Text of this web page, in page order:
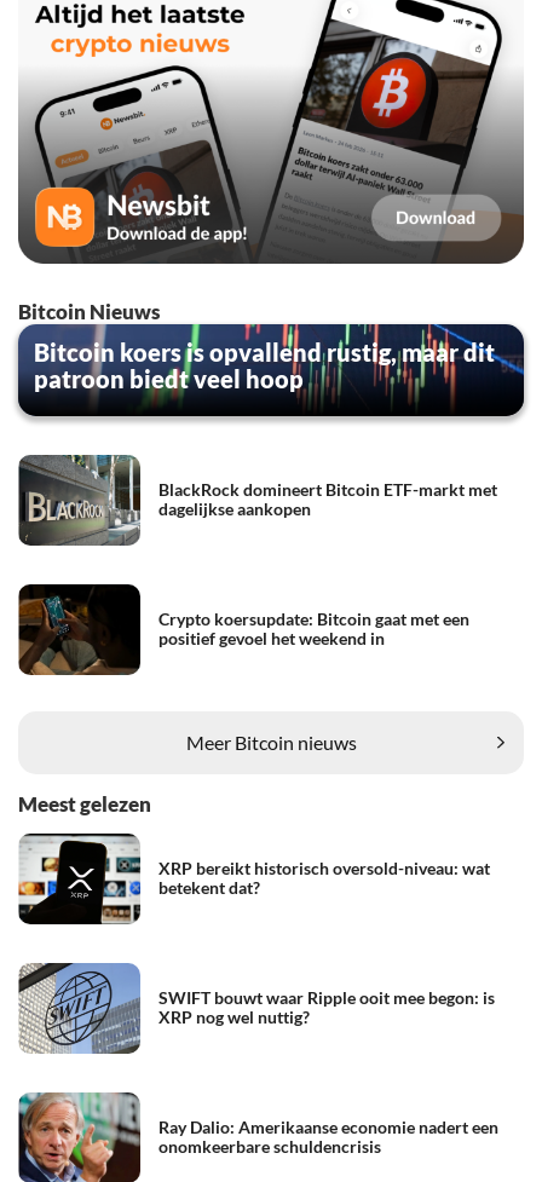
Bitcoin Nieuws
Bitcoin koers is opvallend rustig, maar dit
patroon biedt veel hoop
BlackRock domineert Bitcoin ETF-markt met
dagelijkse aankopen
Crypto koersupdate: Bitcoin gaat met een
positief gevoel het weekend in
Meer Bitcoin nieuws
Meest gelezen
XRP bereikt historisch oversold-niveau: wat
betekent dat?
SWIFT bouwt waar Ripple ooit mee begon: is
XRP nog wel nuttig?
Ray Dalio: Amerikaanse economie nadert een
onomkeerbare schuldencrisis